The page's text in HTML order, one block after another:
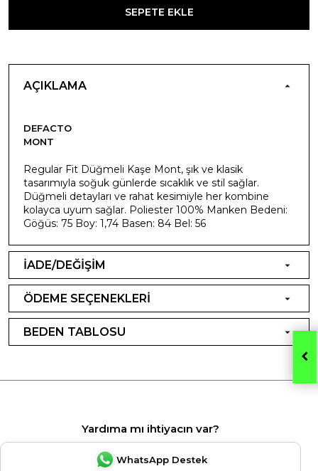
SEPETE EKLE
AÇIKLAMA
DEFACTO
MONT
Regular Fit Düğmeli Kaşe Mont, şık ve klasik
tasarımıyla soğuk günlerde sıcaklık ve stil sağlar.
Düğmeli detayları ve rahat kesimiyle her kombine
kolayca uyum sağlar. Poliester 100% Manken Bedeni:
Göğüs: 75 Boy: 1,74 Basen: 84 Bel: 56
İADE/DEĞİŞİM
ÖDEME SEÇENEKLERİ
BEDEN TABLOSU
Yardıma mı ihtiyacın var?
WhatsApp Destek